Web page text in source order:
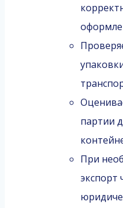
партии
При
экспорт